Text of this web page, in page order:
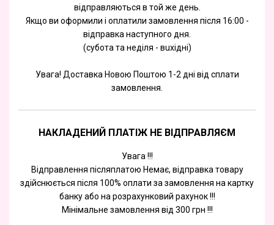
відправляються в той же день.
Якщо ви оформили і оплатили замовлення після 16:00 -
відправка наступного дня.
(субота та недiля - вuхiднi)
Увага! Доставка Новою Поштою 1-2 дні від сплати
замовлення.
НАКЛАДЕНИЙ ПЛАТІЖ НЕ ВІДПРАВЛЯЄМ
Увага !!!
Відправлення післяплатою Немає, відправка товару
здійснюється після 100% оплати за замовлення на картку
банку або на розрахунковий рахунок !!!
Мінімальне замовлення від 300 грн !!!